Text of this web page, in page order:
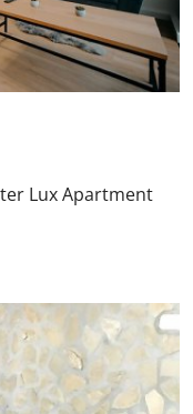
Lux Apartment